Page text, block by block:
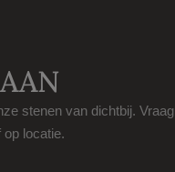
stenen van dichtbij. Vraag
op locatie.